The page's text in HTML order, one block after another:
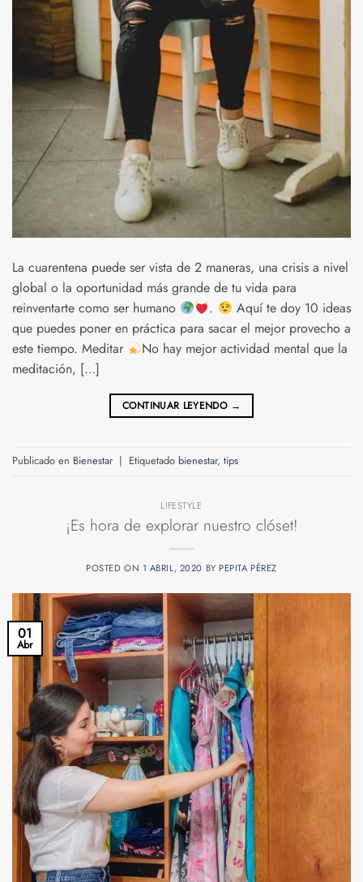
La cuarentena puede ser vista de 2 maneras, una crisis a nivel
global o la oportunidad más grande de tu vida para
reinventarte como ser humano
.
Aquí te doy 10 ideas
que puedes poner en práctica para sacar el mejor provecho a
este tiempo. Meditar
No hay mejor actividad mental que la
meditación, […]
CONTINUAR LEYENDO →
Publicado en Bienestar | Etiquetado bienestar, tips
LIFESTYLE
¡Es hora de explorar nuestro clóset!
POSTED ON 1 ABRIL, 2020 BY PEPITA PÉREZ
01
Abr